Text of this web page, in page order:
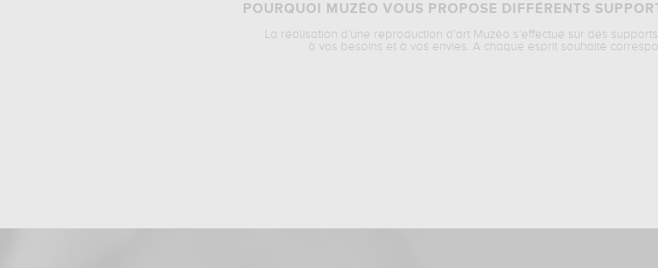
POURQUOI MUZÉO VOUS PROPOSE DIFFÉRENTS
La réalisation d’une reproduction d’art Muzéo s’effectue sur des
à vos besoins et à vos envies. A chaque esprit souhaité